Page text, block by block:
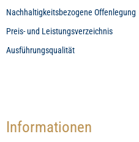
Nachhaltigkeitsbezogene Offenlegung
Preis- und Leistungsverzeichnis
Ausführungsqualität
Informationen